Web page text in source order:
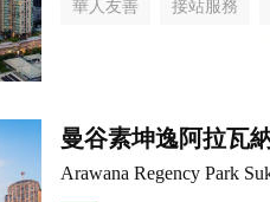
華人友善 接站服務
曼谷素坤逸阿拉瓦
Arawana Regency Park